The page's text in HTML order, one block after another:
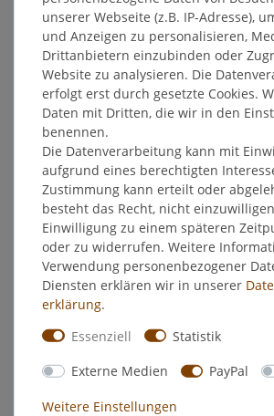
Wunschliste
* inkl. ges. MwSt. zzgl.Versandkosten
Beschreibung
Weitere Details
EU-Verantwortlicher
Hersteller
Michel Ofenschwarz
Silberglanz
unserer Webseite (z.B. IP-Adresse),
und Anzeigen zu personalisieren,
Drittanbietern einzubinden oder
Website zu analysieren. Die
erfolgt erst durch gesetzte Cookies.
Daten mit Dritten, die wir in den
benennen.
Die Datenverarbeitung kann mit
aufgrund eines berechtigten
Zustimmung kann erteilt oder
besteht das Recht, nicht
Einwilligung zu einem späteren
oder zu widerrufen. Weitere
Verwendung personenbezogener
Diensten erklären wir in unserer
erklärung.
Essenziell
Statistik
Externe Medien PayPal
Weitere Einstellungen